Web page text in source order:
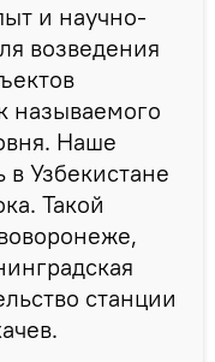
и научно-
возведения
называемого
Наше
Узбекистане
Такой
станции